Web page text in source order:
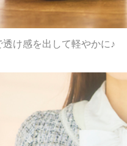
け感を出して軽やかに♪